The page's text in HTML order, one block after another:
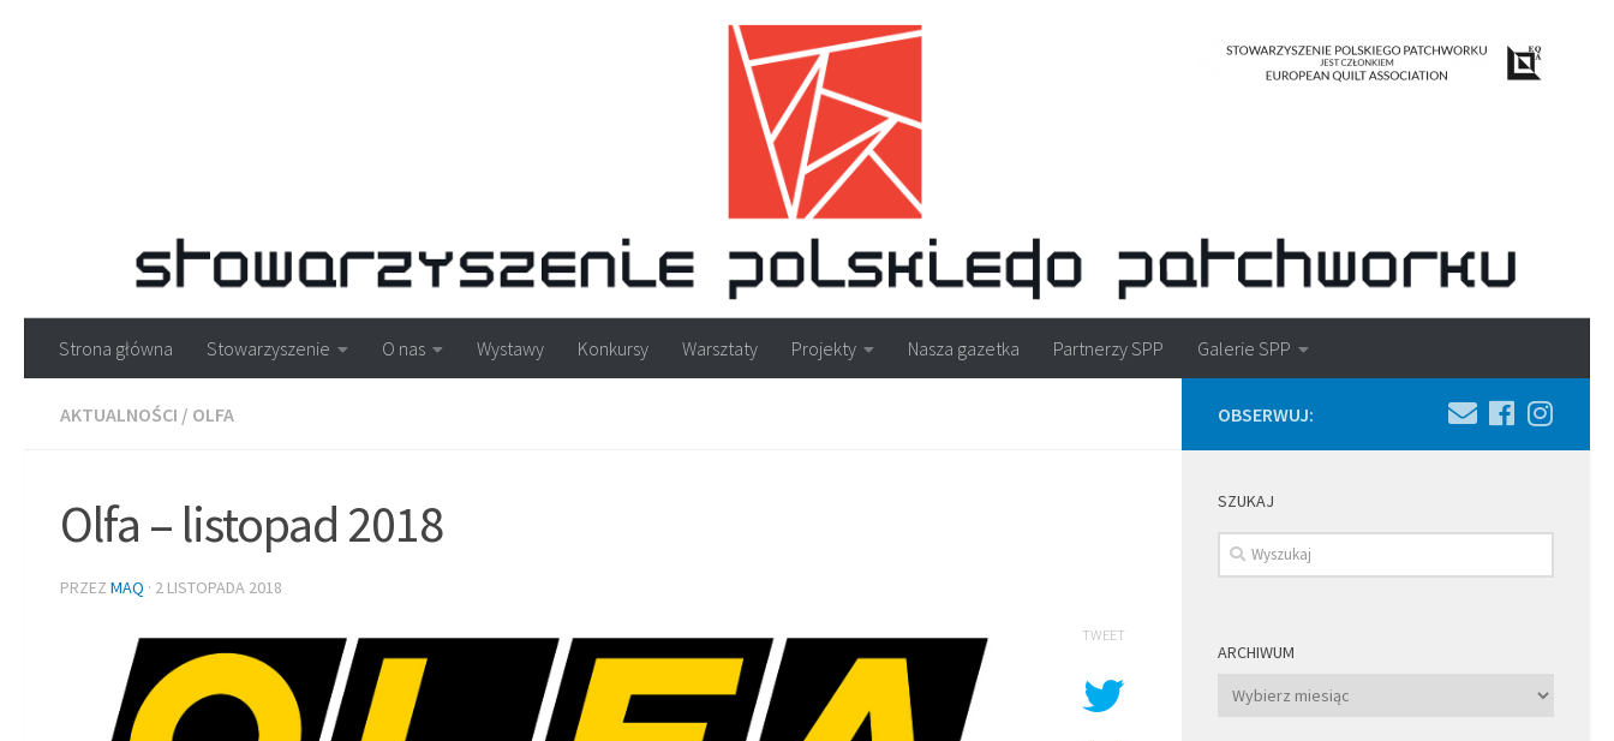
Strona główna Stowarzyszenie O nas Wystawy Konkursy Warsztaty Projekty Nasza gazetka Partnerzy SPP Galerie SPP
AKTUALNOŚCI / OLFA
Olfa – listopad 2018
PRZEZ MAQ · 2 LISTOPADA 2018
TWEET
OBSERWUJ:
SZUKAJ
ARCHIWUM
Archiwum